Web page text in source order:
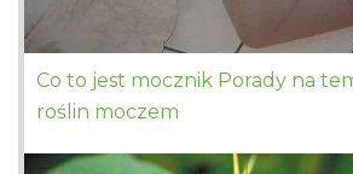
Co to jest mocznik Porady na
roślin moczem